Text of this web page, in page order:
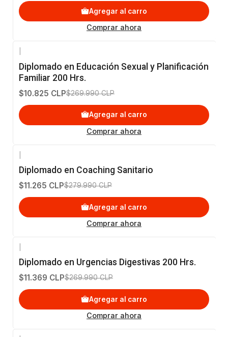
Agregar al carro
Comprar ahora
-96% OFF
Diplomado en Educación Sexual y Planificación
Familiar 200 Hrs.
$10.825 CLP$269.990 CLP
Agregar al carro
Comprar ahora
-96% OFF
Diplomado en Coaching Sanitario
$11.265 CLP$279.990 CLP
Agregar al carro
Comprar ahora
-96% OFF
Diplomado en Urgencias Digestivas 200 Hrs.
$11.369 CLP$269.990 CLP
Agregar al carro
Comprar ahora